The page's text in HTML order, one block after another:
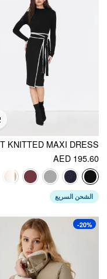
AED 195.60
الشحن السريع
-20%